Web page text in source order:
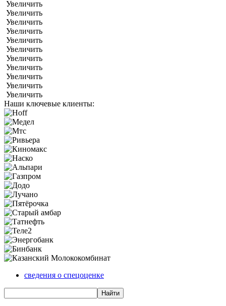
Увеличить
Увеличить
Увеличить
Увеличить
Увеличить
Увеличить
Увеличить
Увеличить
Увеличить
Увеличить
Увеличить
Наши ключевые клиенты:
сведения о спецоценке